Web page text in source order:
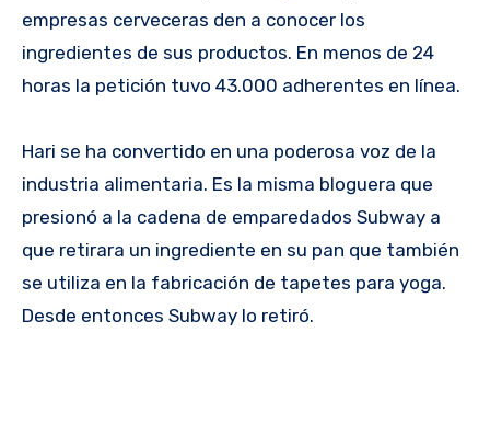
empresas cerveceras den a conocer los
ingredientes de sus productos. En menos de 24
horas la petición tuvo 43.000 adherentes en línea.
Hari se ha convertido en una poderosa voz de la
industria alimentaria. Es la misma bloguera que
presionó a la cadena de emparedados Subway a
que retirara un ingrediente en su pan que también
se utiliza en la fabricación de tapetes para yoga.
Desde entonces Subway lo retiró.